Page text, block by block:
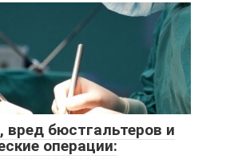
вред бюстгальтеров и
операции: